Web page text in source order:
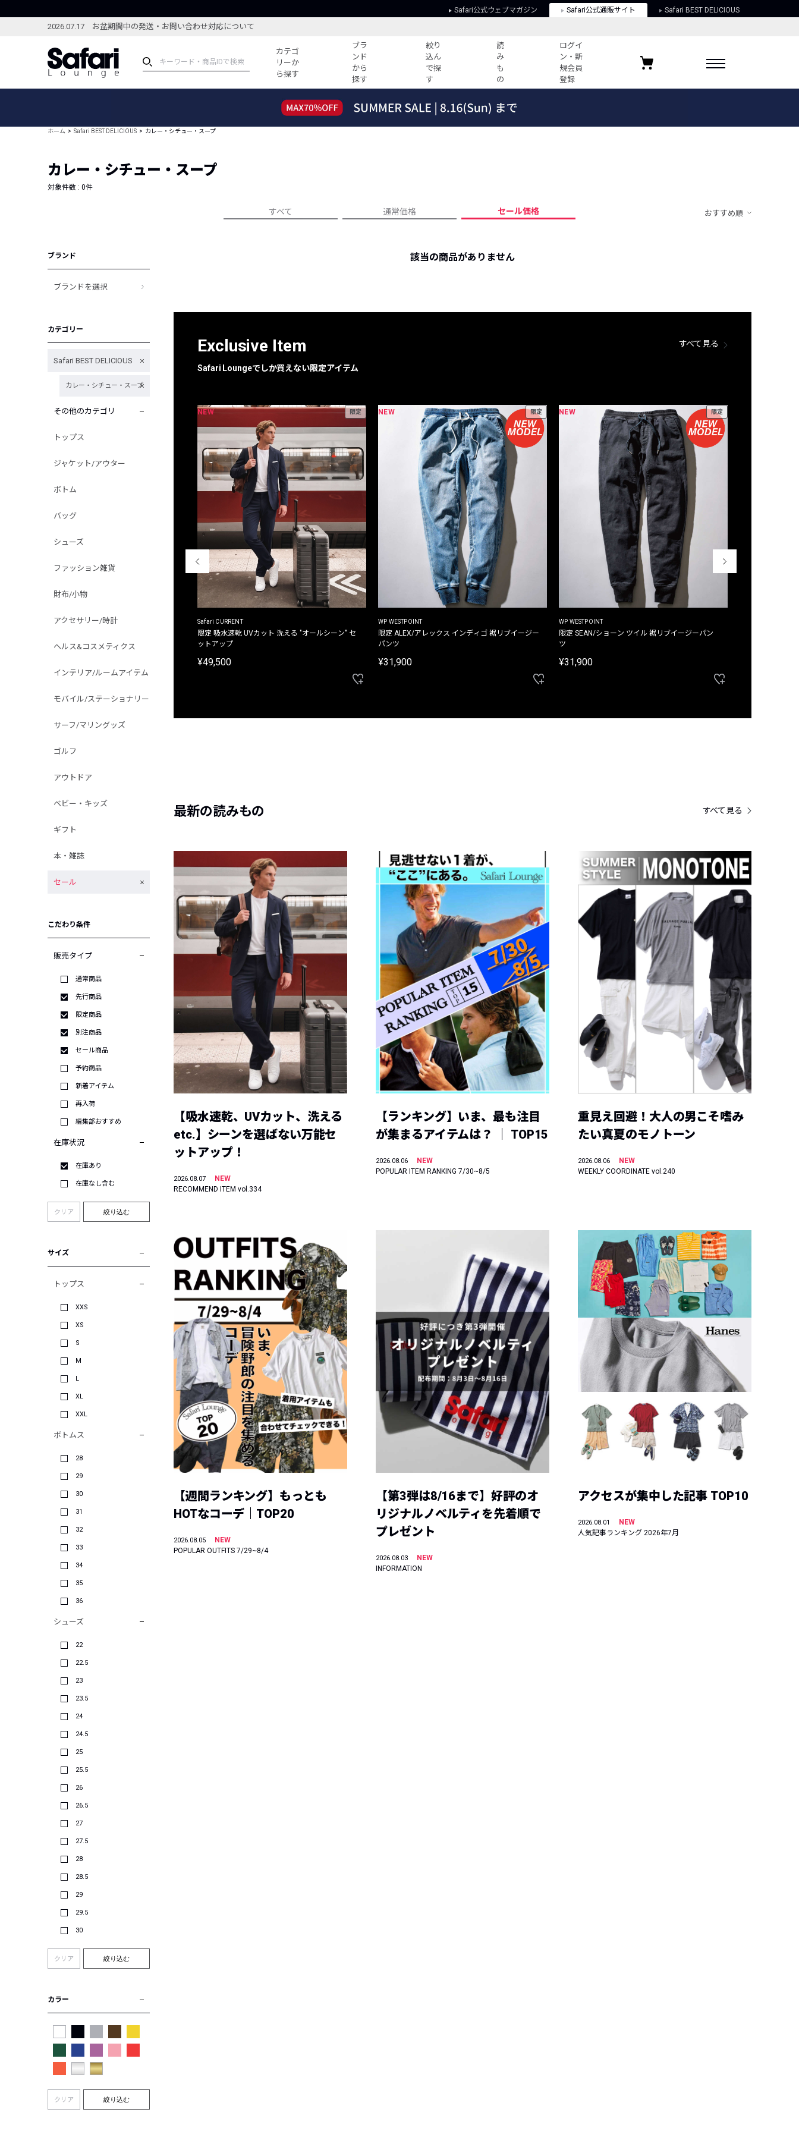
Safari公式ウェブマガジン Safari公式通販サイト Safari BEST DELICIOUS
2026.07.17 お盆期間中の発送・お問い合わせ対応について
カテゴ
リーか
ら探す
ブラ
ンド
から
探す
絞り
込ん
で探
す
読
み
も
の
ログイ
ン・新
規会員
登録
ブランドから探す
新着アイテム
編集部のおすすめアイテム
特集記事
コーディネート
すべての記事
人気記事ランキング
フォーカスブランド
プライバシーポリシー
お気に入りブランド
ホーム Safari BEST DELICIOUS カレー・シチュー・スープ
カレー・シチュー・スープ
対象件数 : 0件
すべて 通常価格 セール価格 おすすめ順
ブランド
ブランドを選択
カテゴリー
Safari BEST DELICIOUS
カレー・シチュー・スープ
その他のカテゴリ
トップス
ジャケット/アウター
ボトム
バッグ
シューズ
ファッション雑貨
財布/小物
アクセサリー/時計
ヘルス&コスメティクス
インテリア/ルームアイテム
モバイル/ステーショナリー
サーフ/マリングッズ
ゴルフ
アウトドア
ベビー・キッズ
ギフト
本・雑誌
セール
こだわり条件
販売タイプ
通常商品
先行商品
限定商品
別注商品
セール商品
予約商品
新着アイテム
再入荷
編集部おすすめ
在庫状況
在庫あり
在庫なし含む
クリア 絞り込む
サイズ
トップス
XXS
XS
S
M
L
XL
XXL
ボトムス
28
29
30
31
32
33
34
35
36
シューズ
22
22.5
23
23.5
24
24.5
25
25.5
26
26.5
27
27.5
28
28.5
29
29.5
30
クリア 絞り込む
カラー
クリア 絞り込む
該当の商品がありません
Exclusive Item
Safari Loungeでしか買えない限定アイテム
すべて見る
NEW 限定
Safari CURRENT
限定 吸水速乾 UVカット 洗える "オールシーン" セ
ットアップ
¥49,500
NEW 限定
WP WESTPOINT
限定 ALEX/アレックス インディゴ 裾リブイージー
パンツ
¥31,900
NEW 限定
WP WESTPOINT
限定 SEAN/ショーン ツイル 裾リブイージーパン
ツ
¥31,900
最新の読みもの すべて見る
【吸水速乾、UVカット、洗える
etc.】シーンを選ばない万能セ
ットアップ！
2026.08.07
NEW
RECOMMEND ITEM vol.334
【ランキング】いま、最も注目
が集まるアイテムは？ ｜ TOP15
2026.08.06
NEW
POPULAR ITEM RANKING 7/30~8/5
重見え回避！大人の男こそ嗜み
たい真夏のモノトーン
2026.08.06
NEW
WEEKLY COORDINATE vol.240
【週間ランキング】もっとも
HOTなコーデ｜TOP20
2026.08.05
NEW
POPULAR OUTFITS 7/29~8/4
【第3弾は8/16まで】好評のオ
リジナルノベルティを先着順で
プレゼント
2026.08.03
NEW
INFORMATION
アクセスが集中した記事 TOP10
2026.08.01
NEW
人気記事ランキング 2026年7月